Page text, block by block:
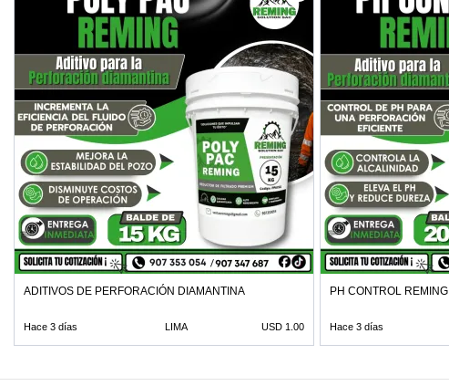
ADITIVOS DE PERFORACIÓN DIAMANTINA
Hace 3 días LIMA USD 1.00
PH CONTROL REMING
Hace 3 días